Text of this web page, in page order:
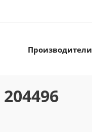
Производители